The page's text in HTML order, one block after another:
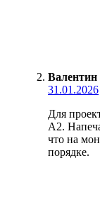
31.01.2026
Для
А2.
что на
порядке.